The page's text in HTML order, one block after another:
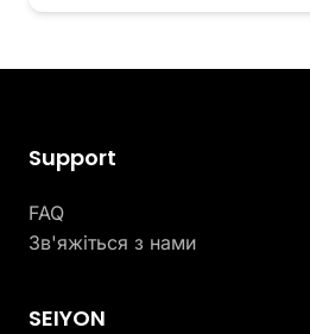
SEIYON
Support
FAQ
Зв'яжіться з нами